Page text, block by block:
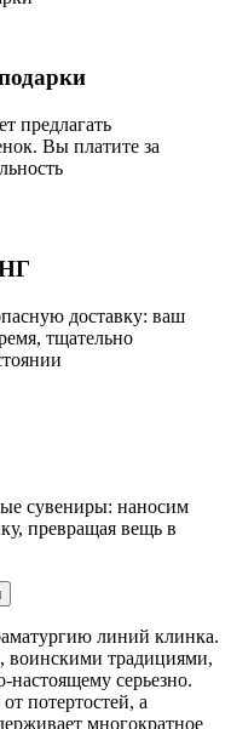
предлагать
Вы платите за
доставку: ваш
тщательно
сувениры: наносим
превращая вещь в
линий клинка.
воинскими традициями,
настоящему серьезно.
потертостей, а
многократное